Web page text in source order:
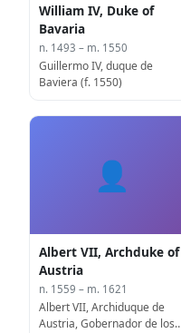
William IV, Duke of
Bavaria
n. 1493 – m. 1550
Guillermo IV, duque de
Baviera (f. 1550)
👤
Albert VII, Archduke of
Austria
n. 1559 – m. 1621
Albert VII, Archiduque de
Austria, Gobernador de los